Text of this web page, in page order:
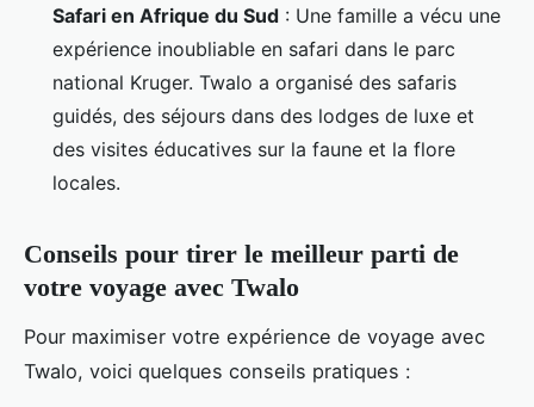
Safari en Afrique du Sud : Une famille a vécu une
expérience inoubliable en safari dans le parc
national Kruger. Twalo a organisé des safaris
guidés, des séjours dans des lodges de luxe et
des visites éducatives sur la faune et la flore
locales.
Conseils pour tirer le meilleur parti de
votre voyage avec Twalo
Pour maximiser votre expérience de voyage avec
Twalo, voici quelques conseils pratiques :